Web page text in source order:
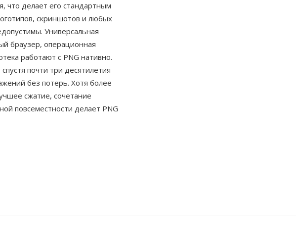
что делает его стандартным
скриншотов и любых
Универсальная
браузер, операционная
работают с PNG нативно.
почти три десятилетия
без потерь. Хотя более
сжатие, сочетание
повсеместности делает PNG